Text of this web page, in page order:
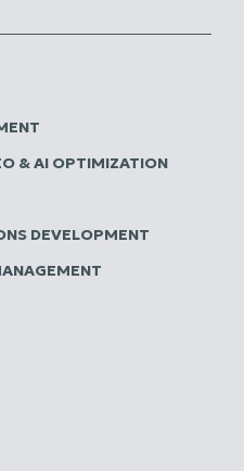
& AI OPTIMIZATION
DEVELOPMENT